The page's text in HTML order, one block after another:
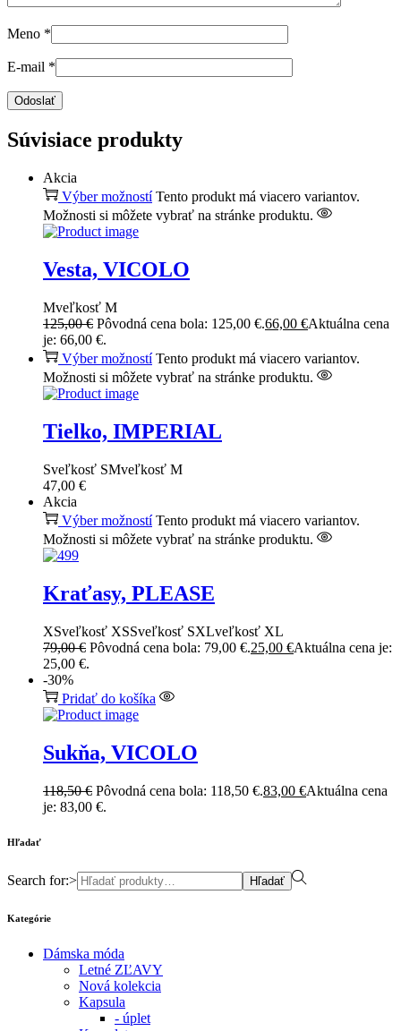
Meno *
E-mail *
Súvisiace produkty
Akcia
Výber možností Tento produkt má viacero variantov.
Možnosti si môžete vybrať na stránke produktu.
Vesta, VICOLO
Mveľkosť M
125,00€ Pôvodná cena bola: 125,00 €.66,00 €Aktuálna cena
je: 66,00 €.
Výber možností Tento produkt má viacero variantov.
Možnosti si môžete vybrať na stránke produktu.
Tielko, IMPERIAL
Sveľkosť SMveľkosť M
47,00 €
Akcia
Výber možností Tento produkt má viacero variantov.
Možnosti si môžete vybrať na stránke produktu.
Kraťasy, PLEASE
XSveľkosť XSSveľkosť SXLveľkosť XL
79,00€ Pôvodná cena bola: 79,00 €.25,00 €Aktuálna cena je:
25,00 €.
-30%
Pridať do košíka
Sukňa, VICOLO
118,50€ Pôvodná cena bola: 118,50 €.83,00 €Aktuálna cena
je: 83,00 €.
Hľadať
Search for:> Hľadať
Kategórie
Dámska móda
Letné ZĽAVY
Nová kolekcia
Kapsula
- úplet